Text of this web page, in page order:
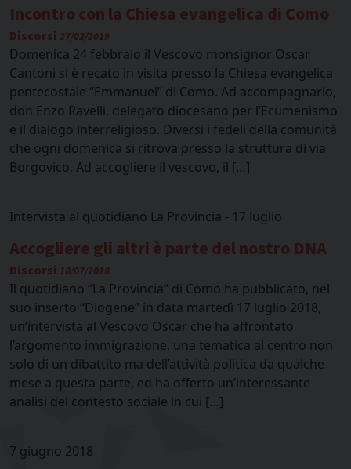
Incontro con la Chiesa evangelica di Como
Discorsi 27/02/2019
Domenica 24 febbraio il Vescovo monsignor Oscar
Cantoni si è recato in visita presso la Chiesa evangelica
pentecostale “Emmanuel” di Como. Ad accompagnarlo,
don Enzo Ravelli, delegato diocesano per l’Ecumenismo
e il dialogo interreligioso. Diversi i fedeli della comunità
che ogni domenica si ritrova presso la struttura di via
Borgovico. Ad accogliere il vescovo, il […]
Intervista al quotidiano La Provincia - 17 luglio
Accogliere gli altri è parte del nostro DNA
Discorsi 18/07/2018
Il quotidiano “La Provincia” di Como ha pubblicato, nel
suo inserto “Diogene” in data martedì 17 luglio 2018,
un’intervista al Vescovo Oscar che ha affrontato
l’argomento immigrazione, una tematica al centro non
solo di un dibattito ma dell’attività politica da qualche
mese a questa parte, ed ha offerto un’interessante
analisi del contesto sociale in cui […]
7 giugno 2018